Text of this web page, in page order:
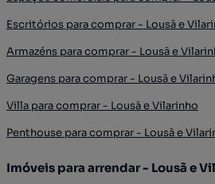
Escritórios para comprar - Lousã e
Armazéns para comprar - Lousã e
Garagens para comprar - Lousã e
Villa para comprar - Lousã e Vilarinho
Penthouse para comprar - Lousã e
Imóveis para arrendar - Lousã e